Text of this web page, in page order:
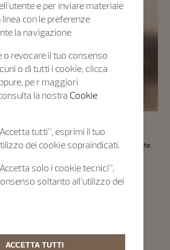
Pre-Owned è dotato di una Garanzia
anni e di un Passaporto Digitale che permette
di fiducia
e per inviare materiale
con le preferenze
la navigazione
o revocare il tuo consenso
o di tutti i cookie, clicca
pe r maggiori
la nostra Cookie
tutti”, esprimi il tuo
dei cookie sopraindicati.
solo i cookie tecnici”,
soltanto all’utilizzo dei
ACCETTA TUTTI